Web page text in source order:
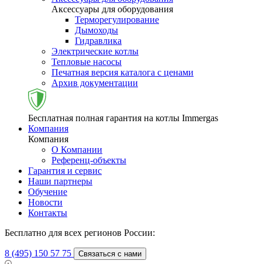
Аксессуары для оборудования
Терморегулирование
Дымоходы
Гидравлика
Электрические котлы
Тепловые насосы
Печатная версия каталога с ценами
Архив документации
Бесплатная полная гарантия на котлы Immergas
Компания
Компания
О Компании
Референц-объекты
Гарантия и сервис
Наши партнеры
Обучение
Новости
Контакты
Бесплатно для всех регионов России:
8 (495) 150 57 75 Связаться с нами